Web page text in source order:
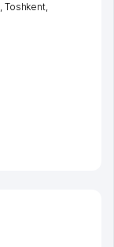
, Toshkent,